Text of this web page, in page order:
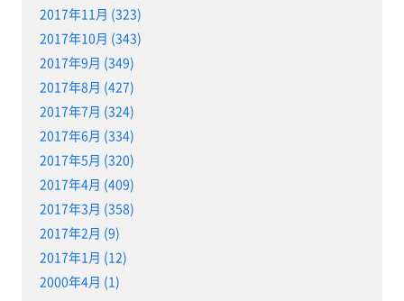
2017年11月 (323)
2017年10月 (343)
2017年9月 (349)
2017年8月 (427)
2017年7月 (324)
2017年6月 (334)
2017年5月 (320)
2017年4月 (409)
2017年3月 (358)
2017年2月 (9)
2017年1月 (12)
2000年4月 (1)